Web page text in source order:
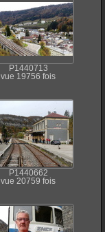
P1440713
vue 19756 fois
P1440662
vue 20759 fois